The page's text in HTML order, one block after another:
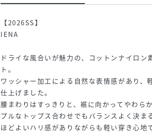
【2026SS】
IENA
ドライな風合いが魅力の、コットンナイロン
ト。
ワッシャー加工による自然な表情感があり、
仕上げました。
腰まわりはすっきりと、裾に向かってやわら
プルなトップス合わせでもバランスよく決ま
ほどよいハリ感がありながらも軽い穿き心地